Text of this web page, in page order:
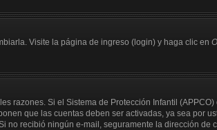
Visite la página de ingreso (login) y haga clic en
razones. Si el Sistema de Protección Infantil
que las cuentas deben ser activadas, ya sea por
recibió ningún e-mail, seguramente la dirección